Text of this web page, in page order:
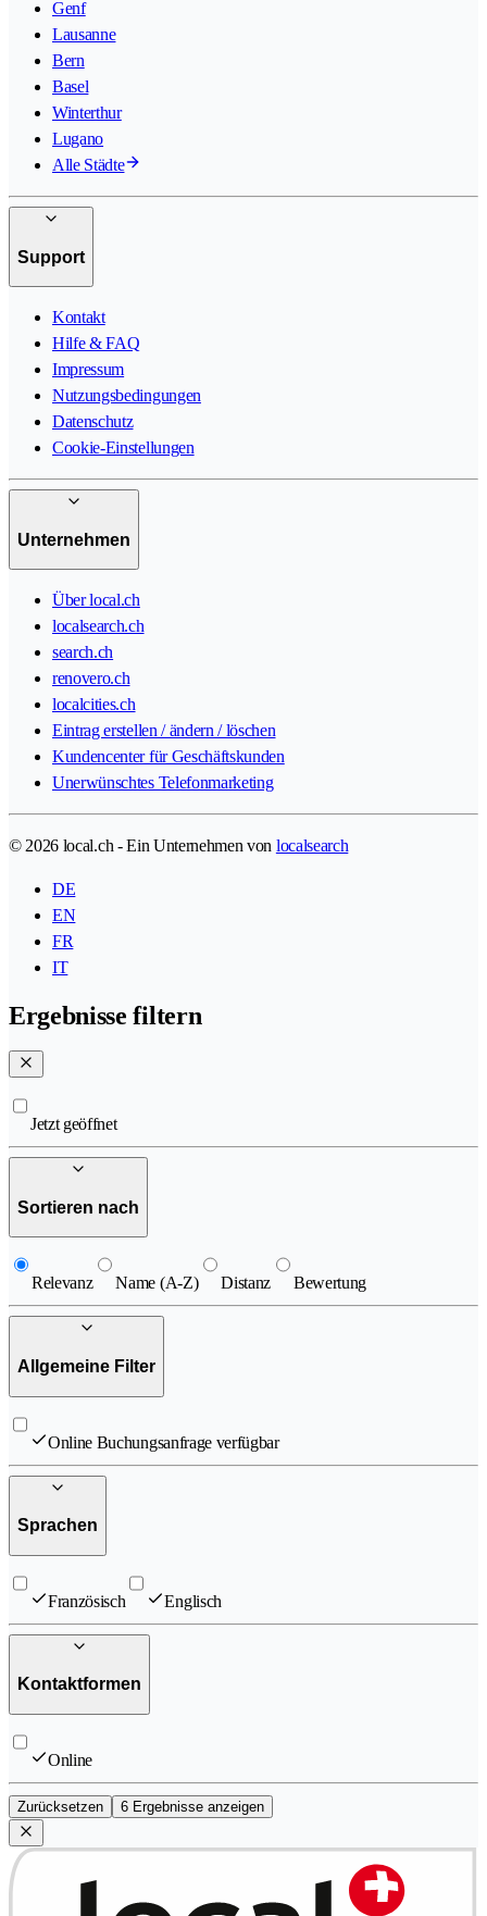
Genf
Lausanne
Bern
Basel
Winterthur
Lugano
Alle Städte
Support
Kontakt
Hilfe & FAQ
Impressum
Nutzungsbedingungen
Datenschutz
Cookie-Einstellungen
Unternehmen
Über local.ch
localsearch.ch
search.ch
renovero.ch
localcities.ch
Eintrag erstellen / ändern / löschen
Kundencenter für Geschäftskunden
Unerwünschtes Telefonmarketing
© 2026 local.ch - Ein Unternehmen von localsearch
DE
EN
FR
IT
Ergebnisse filtern
Jetzt geöffnet
Sortieren nach
Relevanz Name (A-Z) Distanz Bewertung
Allgemeine Filter
Online Buchungsanfrage verfügbar
Sprachen
Französisch Englisch
Kontaktformen
Online
Zurücksetzen 6 Ergebnisse anzeigen